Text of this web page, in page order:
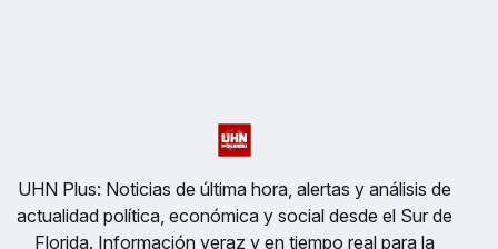
UHN Plus: Noticias de última hora, alertas y análisis de
actualidad política, económica y social desde el Sur de
Florida. Información veraz y en tiempo real para la